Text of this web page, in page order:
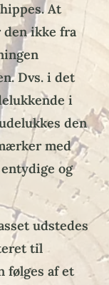
At
ikke fra
Dvs. i det
i
den
med
og
udstedes
til
følges af et